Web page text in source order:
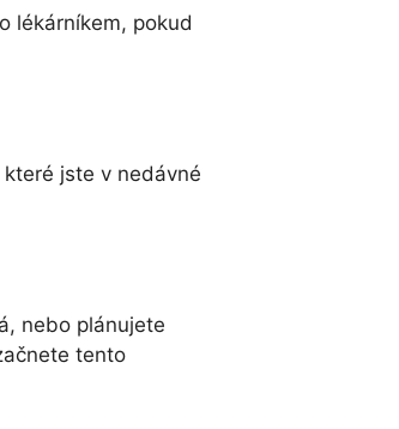
lékárníkem, pokud
jste v nedávné
nebo plánujete
tento